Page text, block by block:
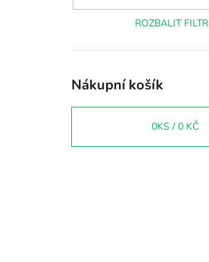
ROZBALIT FILTR
Nákupní košík
0KS / 0 KČ